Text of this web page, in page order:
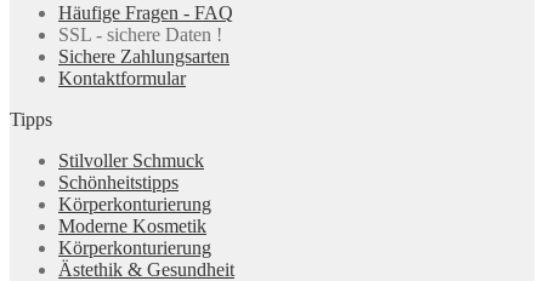
Häufige Fragen - FAQ
SSL - sichere Daten !
Sichere Zahlungsarten
Kontaktformular
Tipps
Stilvoller Schmuck
Schönheitstipps
Körperkonturierung
Moderne Kosmetik
Körperkonturierung
Ästethik & Gesundheit